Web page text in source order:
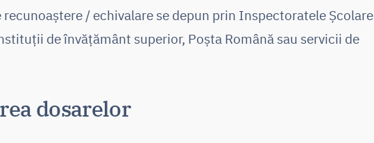
recunoaștere / echivalare se depun prin Inspectoratele Școlare
de învățământ superior, Poșta Română sau servicii de
dosarelor